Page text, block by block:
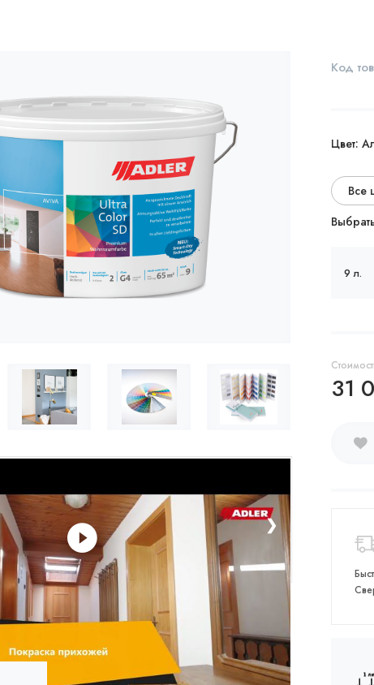
❯
Код
Цвет:
Все
9 л.
31